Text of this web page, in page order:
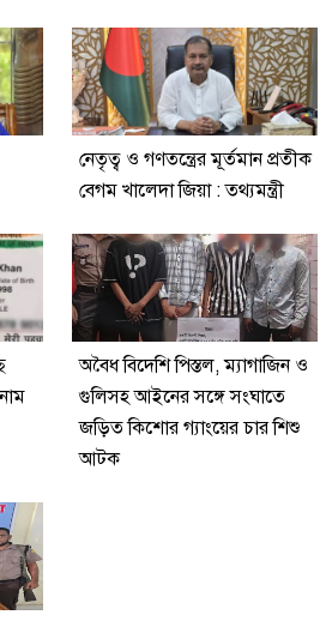
নেতৃত্ব ও গণতন্ত্রের মূর্তমান প্রতীক
বেগম খালেদা জিয়া : তথ্যমন্ত্রী
অবৈধ বিদেশি পিস্তল, ম্যাগাজিন ও
গুলিসহ আইনের সঙ্গে সংঘাতে
জড়িত কিশোর গ্যাংয়ের চার শিশু
আটক